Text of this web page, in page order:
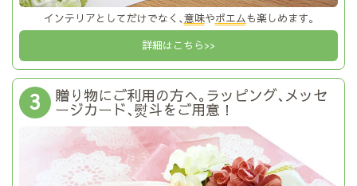
インテリアとしてだけでなく､意味やポエムも楽しめます｡
詳細はこちら>>
3 贈り物にご利用の方へ｡ラッピング､メッセ
ージカード､熨斗をご用意！